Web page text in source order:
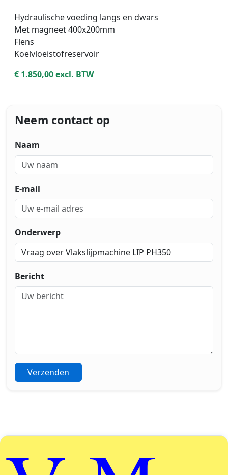
Hydraulische voeding langs en dwars
Met magneet 400x200mm
Flens
Koelvloeistofreservoir
€ 1.850,00 excl. BTW
Neem contact op
Naam
E-mail
Onderwerp
Bericht
Verzenden